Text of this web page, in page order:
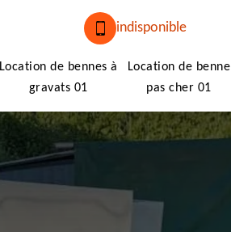
indisponible
Location de bennes à
gravats 01
Location de benne
pas cher 01